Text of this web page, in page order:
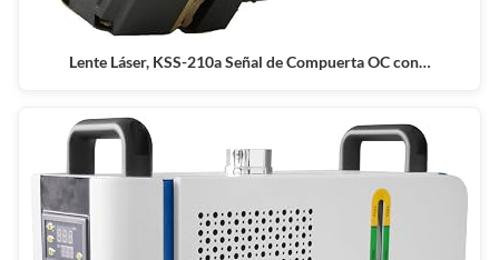
Lente Láser, KSS-210a Señal de Compuerta OC con…